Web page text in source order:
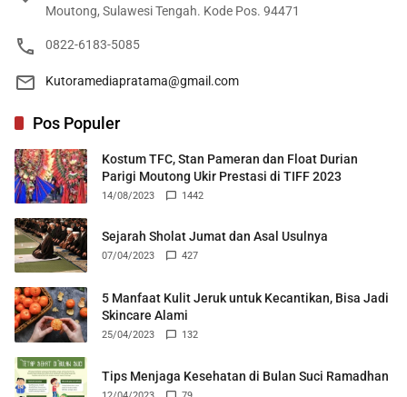
Moutong, Sulawesi Tengah. Kode Pos. 94471
0822-6183-5085
Kutoramediapratama@gmail.com
Pos Populer
Kostum TFC, Stan Pameran dan Float Durian
Parigi Moutong Ukir Prestasi di TIFF 2023
14/08/2023 1442
Sejarah Sholat Jumat dan Asal Usulnya
07/04/2023 427
5 Manfaat Kulit Jeruk untuk Kecantikan, Bisa Jadi
Skincare Alami
25/04/2023 132
Tips Menjaga Kesehatan di Bulan Suci Ramadhan